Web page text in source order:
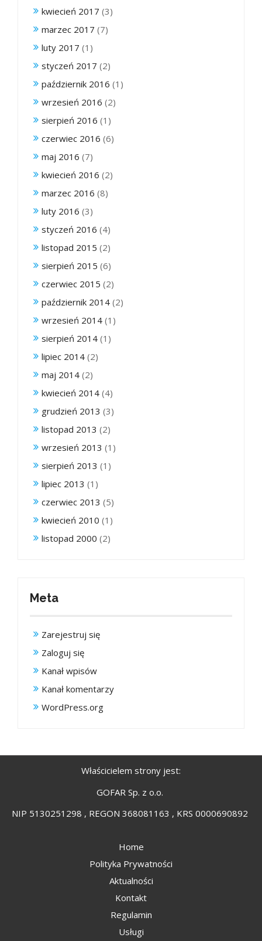
kwiecień 2017 (3)
marzec 2017 (7)
luty 2017 (1)
styczeń 2017 (2)
październik 2016 (1)
wrzesień 2016 (2)
sierpień 2016 (1)
czerwiec 2016 (6)
maj 2016 (7)
kwiecień 2016 (2)
marzec 2016 (8)
luty 2016 (3)
styczeń 2016 (4)
listopad 2015 (2)
sierpień 2015 (6)
czerwiec 2015 (2)
październik 2014 (2)
wrzesień 2014 (1)
sierpień 2014 (1)
lipiec 2014 (2)
maj 2014 (2)
kwiecień 2014 (4)
grudzień 2013 (3)
listopad 2013 (2)
wrzesień 2013 (1)
sierpień 2013 (1)
lipiec 2013 (1)
czerwiec 2013 (5)
kwiecień 2010 (1)
listopad 2000 (2)
Meta
Zarejestruj się
Zaloguj się
Kanał wpisów
Kanał komentarzy
WordPress.org
Właścicielem strony jest:
GOFAR Sp. z o.o.
NIP 5130251298 , REGON 368081163 , KRS 0000690892
Home
Polityka Prywatności
Aktualności
Kontakt
Regulamin
Usługi